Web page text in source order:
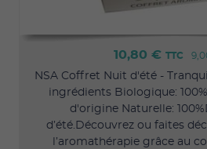
10,80 € TTC
NSA Coffret Nuit d'été -
ingrédients Biologique:
d'origine Naturelle:
d’été.Découvrez ou faites
l’aromathérapie grâce au